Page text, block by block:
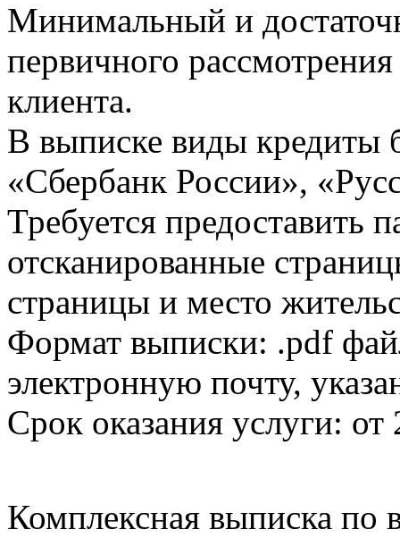
Минимальный и
первичного
клиента.
В выписке виды кредиты
«Сбербанк России»,
Требуется предоставить
отсканированные
страницы и место
Формат выписки: .pdf
электронную почту,
Срок оказания услуги: от
Комплексная выписка